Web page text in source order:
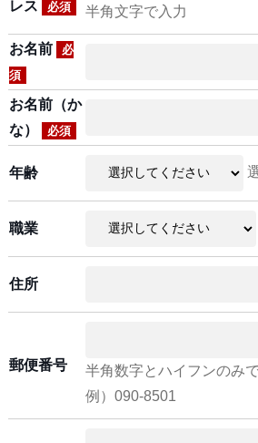
レス 必須 半角文字で入力
お名前
必
須
お名前（か
な）
必須
年齢
職業
住所
郵便番号
半角数字とハイフンのみで
例）090-8501